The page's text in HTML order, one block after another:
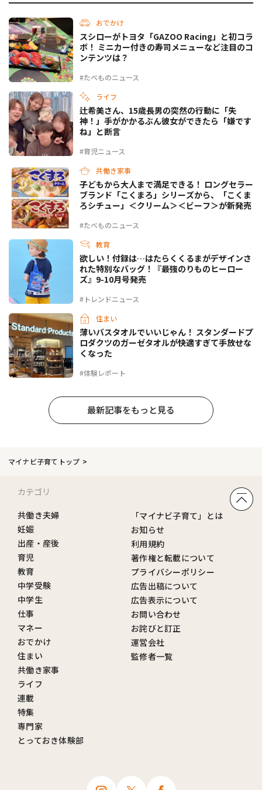
おでかけ
#たべものニュース
スシローがトヨタ「GAZOO Racing」と初コラ
ボ！ ミニカー付きの寿司メニューなど注目のコ
ンテンツは？
ライフ
#育児ニュース
辻希美さん、15歳長男の突然の行動に「失
神！」手がかかるぶん彼女ができたら「嫌です
ね」と断言
共働き家事
#たべものニュース
子どもから大人まで満足できる！ ロングセラー
ブランド「こくまろ」シリーズから、「こくま
ろシチュー」＜クリーム＞＜ビーフ＞が新発売
教育
#トレンドニュース
欲しい！付録は…はたらくくるまがデザインさ
れた特別なバッグ！『最強のりものヒーロー
ズ』9-10月号発売
住まい
#体験レポート
薄いバスタオルでいいじゃん！ スタンダードプ
ロダクツのガーゼタオルが快適すぎて手放せな
くなった
最新記事をもっと見る
マイナビ子育てトップ
カテゴリ
共働き夫婦
妊娠
出産・産後
育児
教育
中学受験
中学生
仕事
マネー
おでかけ
住まい
共働き家事
ライフ
連載
特集
専門家
とっておき体験部
「マイナビ子育て」とは
お知らせ
利用規約
著作権と転載について
プライバシーポリシー
広告出稿について
広告表示について
お問い合わせ
お詫びと訂正
運営会社
監修者一覧